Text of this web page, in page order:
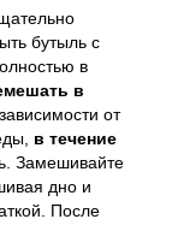
бутыль с
в
в
от
в течение
Замешивайте
дно и
После